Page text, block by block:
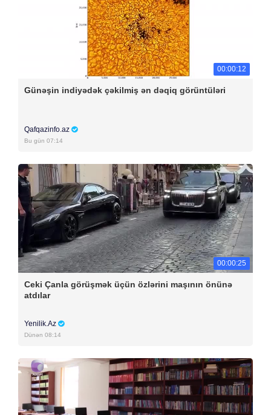
00:00:12
Günəşin indiyədək çəkilmiş ən dəqiq görüntüləri
Qafqazinfo.az
Bu gün 07:14
00:00:25
Ceki Çanla görüşmək üçün özlərini maşının önünə
atdılar
Yenilik.Az
Dünən 08:14